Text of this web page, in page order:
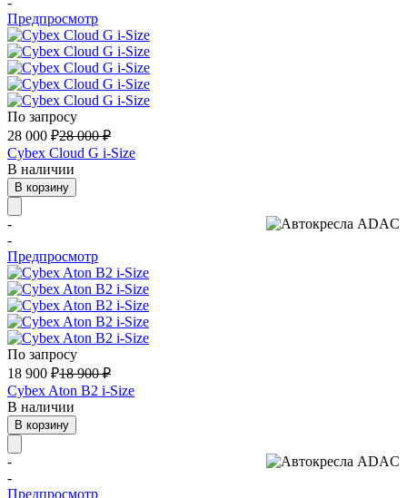
Предпросмотр
По запросу
28 000 ₽28 000 ₽
Cybex Cloud G i-Size
В наличии
В корзину
-
-
Предпросмотр
По запросу
18 900 ₽18 900 ₽
Cybex Aton B2 i-Size
В наличии
В корзину
-
-
Предпросмотр